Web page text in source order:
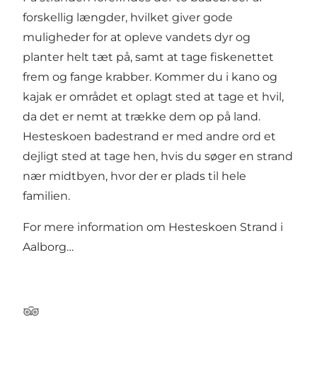
forskellig længder, hvilket giver gode
muligheder for at opleve vandets dyr og
planter helt tæt på, samt at tage fiskenettet
frem og fange krabber. Kommer du i kano og
kajak er området et oplagt sted at tage et hvil,
da det er nemt at trække dem op på land.
Hesteskoen badestrand er med andre ord et
dejligt sted at tage hen, hvis du søger en strand
nær midtbyen, hvor der er plads til hele
familien.
For mere information om Hesteskoen Strand i
Aalborg…
Tripadvisor